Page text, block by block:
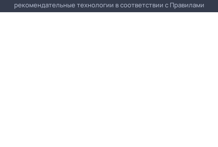
рекомендательные технологии в соответствии с Правилами